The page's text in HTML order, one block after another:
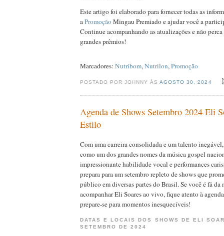
Este artigo foi elaborado para fornecer todas as
aPromoçãoMingau Premiado e ajudar você a
Continue acompanhando as atualizações e não
grandes prêmios!
Marcadores: Nutribom,Nutrilon,Promoção
POSTADO POR JOHNNY ÀSAGOSTO 30, 2024
Agenda de Shows Setembro 2024 Eli
Estilo
Com uma carreira consolidada e um talento inegável,
como um dos grandes nomes da música gospel
impressionante habilidade vocal e performances
prepara para um setembro repleto de shows que
público em diversas partes do Brasil. Se você é fã da
acompanhar Eli Soares ao vivo, fique atento à
prepare-se para momentos inesquecíveis!
DATAS E LOCAIS DOS SHOWS DE ELI
SETEMBRO DE 2024